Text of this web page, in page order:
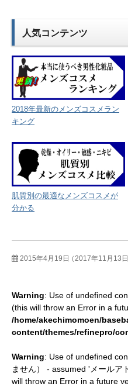
人気コンテンツ
2018年最新のメンズコスメラン
キング
肌質別の最適なメンズコスメが
分かる
2015年4月19日（2017年11月13
Warning: Use of undefined
(this will throw an Error in a
/home/akechimomoen/
content/themes/refinepro/
Warning: Use of undefined
ません） - assumed 'メールア
will throw an Error in a future